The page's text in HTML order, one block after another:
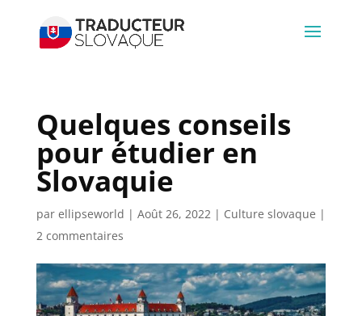
Quelques conseils
pour étudier en
Slovaquie
par ellipseworld | Août 26, 2022| Culture slovaque |
2 commentaires